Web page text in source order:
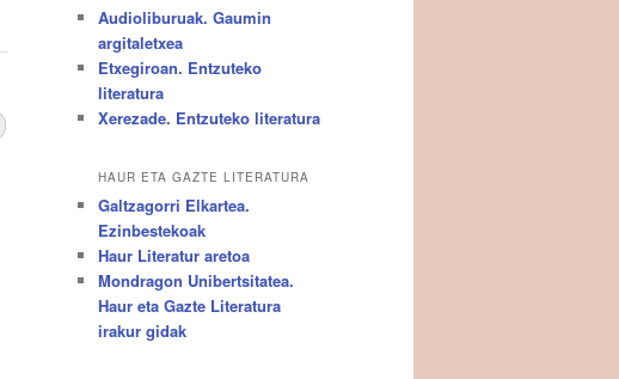
Audioliburuak. Gaumin
argitaletxea
Etxegiroan. Entzuteko
literatura
Xerezade. Entzuteko literatura
HAUR ETA GAZTE LITERATURA
Galtzagorri Elkartea.
Ezinbestekoak
Haur Literatur aretoa
Mondragon Unibertsitatea.
Haur eta Gazte Literatura
irakur gidak